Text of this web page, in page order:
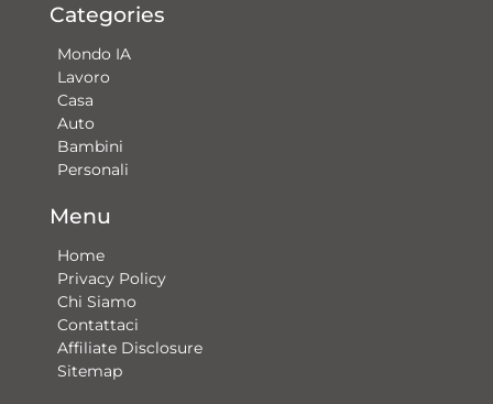
Categories
Mondo IA
Lavoro
Casa
Auto
Bambini
Personali
Menu
Home
Privacy Policy
Chi Siamo
Contattaci​
Affiliate Disclosure
Sitemap